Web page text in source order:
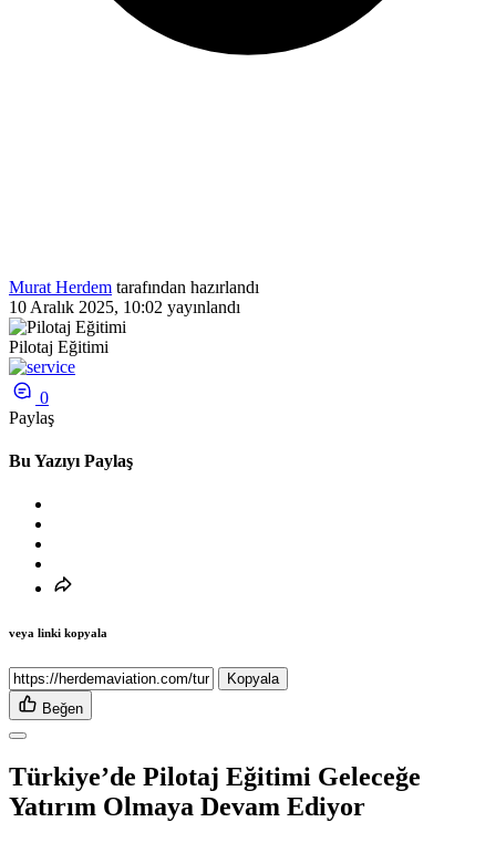
Murat Herdem tarafından hazırlandı
10 Aralık 2025, 10:02 yayınlandı
Pilotaj Eğitimi
0
Paylaş
Bu Yazıyı Paylaş
veya linki kopyala
Kopyala
Beğen
Türkiye’de Pilotaj Eğitimi Geleceğe
Yatırım Olmaya Devam Ediyor